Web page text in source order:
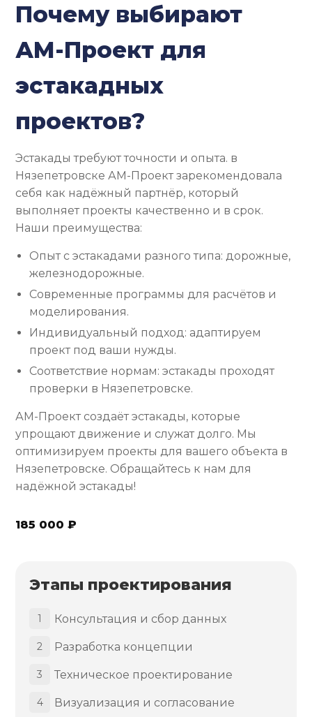
Почему выбирают
АМ-Проект для
эстакадных
проектов?
Эстакады требуют точности и опыта. в
Нязепетровске АМ-Проект зарекомендовала
себя как надёжный партнёр, который
выполняет проекты качественно и в срок.
Наши преимущества:
Опыт с эстакадами разного типа: дорожные,
железнодорожные.
Современные программы для расчётов и
моделирования.
Индивидуальный подход: адаптируем
проект под ваши нужды.
Соответствие нормам: эстакады проходят
проверки в Нязепетровске.
АМ-Проект создаёт эстакады, которые
упрощают движение и служат долго. Мы
оптимизируем проекты для вашего объекта в
Нязепетровске. Обращайтесь к нам для
надёжной эстакады!
185 000 ₽
Этапы проектирования
1 Консультация и сбор данных
2 Разработка концепции
3 Техническое проектирование
4 Визуализация и согласование